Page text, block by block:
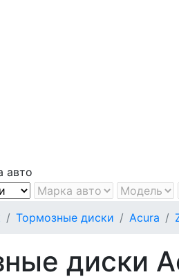
авто
Тормозные диски Acura
диски